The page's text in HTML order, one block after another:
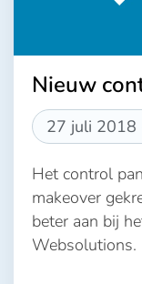
Nieuw
27 juli 2018
Het control
makeover
beter aan bij
Websolutions.